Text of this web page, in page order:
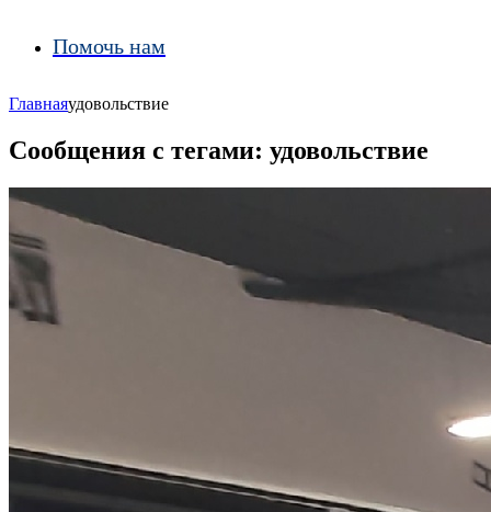
Помочь нам
Главнаяудовольствие
Сообщения с тегами: удовольствие